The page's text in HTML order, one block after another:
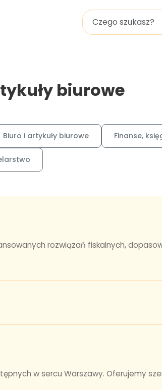
biurowe
Biuro i artykuły biurowe Finanse,
rozwiązań fiskalnych,
w sercu Warszawy. Oferujemy